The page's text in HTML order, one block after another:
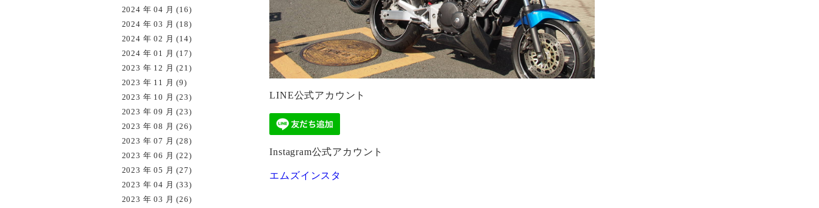
LINE公式アカウント
Instagram公式アカウント
エムズインスタ
2024 年 04 月 (16)
2024 年 03 月 (18)
2024 年 02 月 (14)
2024 年 01 月 (17)
2023 年 12 月 (21)
2023 年 11 月 (9)
2023 年 10 月 (23)
2023 年 09 月 (23)
2023 年 08 月 (26)
2023 年 07 月 (28)
2023 年 06 月 (22)
2023 年 05 月 (27)
2023 年 04 月 (33)
2023 年 03 月 (26)